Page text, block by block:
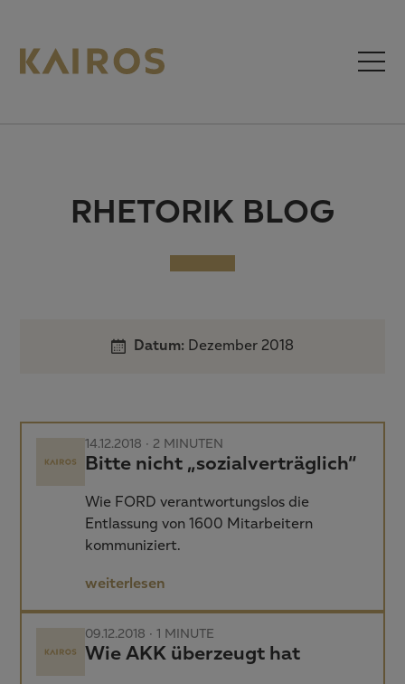
RHETORIK BLOG
Datum: Dezember 2018
14.12.2018 · 2 MINUTEN
Bitte nicht „sozialverträglich“
Wie FORD verantwortungslos die
Entlassung von 1600 Mitarbeitern
kommuniziert.
weiterlesen
09.12.2018 · 1 MINUTE
Wie AKK überzeugt hat